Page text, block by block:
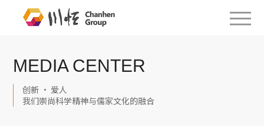
MEDIA CENTER
创新 · 爱人
我们崇尚科学精神与儒家文化的融合